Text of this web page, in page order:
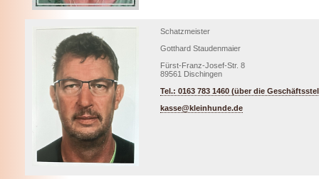
Schatzmeister
Gotthard Staudenmaier
Fürst-Franz-Josef-Str. 8
89561 Dischingen
Tel.: 0163 783 1460 (über die
kasse@kleinhunde.de